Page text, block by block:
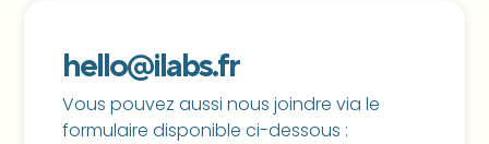
hello@ilabs.fr
Vous pouvez aussi nous joindre via le
formulaire disponible ci-dessous :